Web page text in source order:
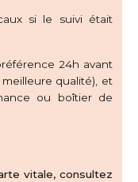
si le suivi était
24h avant
qualité), et
ou boîtier de
vitale, consultez